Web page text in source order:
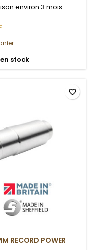
environ 3 mois.
stock
RECORD POWER
favorite_border